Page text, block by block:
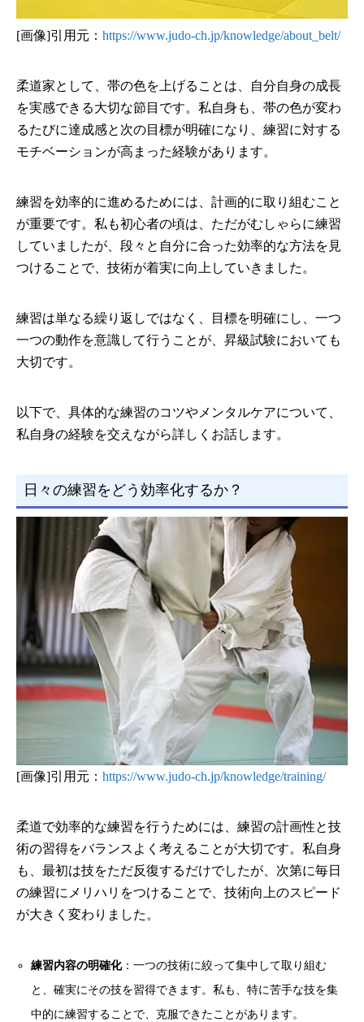
[画像]引用元： https://www.judo-ch.jp/knowledge/about_belt/
柔道家として、帯の色を上げることは、自分自身の成長
を実感できる大切な節目です。私自身も、帯の色が変わ
るたびに達成感と次の目標が明確になり、練習に対する
モチベーションが高まった経験があります。
練習を効率的に進めるためには、計画的に取り組むこと
が重要です。私も初心者の頃は、ただがむしゃらに練習
していましたが、段々と自分に合った効率的な方法を見
つけることで、技術が着実に向上していきました。
練習は単なる繰り返しではなく、目標を明確にし、一つ
一つの動作を意識して行うことが、昇級試験においても
大切です。
以下で、具体的な練習のコツやメンタルケアについて、
私自身の経験を交えながら詳しくお話します。
日々の練習をどう効率化するか？
[画像]引用元： https://www.judo-ch.jp/knowledge/training/
柔道で効率的な練習を行うためには、練習の計画性と技
術の習得をバランスよく考えることが大切です。私自身
も、最初は技をただ反復するだけでしたが、次第に毎日
の練習にメリハリをつけることで、技術向上のスピード
が大きく変わりました。
練習内容の明確化：一つの技術に絞って集中して取り組む
と、確実にその技を習得できます。私も、特に苦手な技を集
中的に練習することで、克服できたことがあります。